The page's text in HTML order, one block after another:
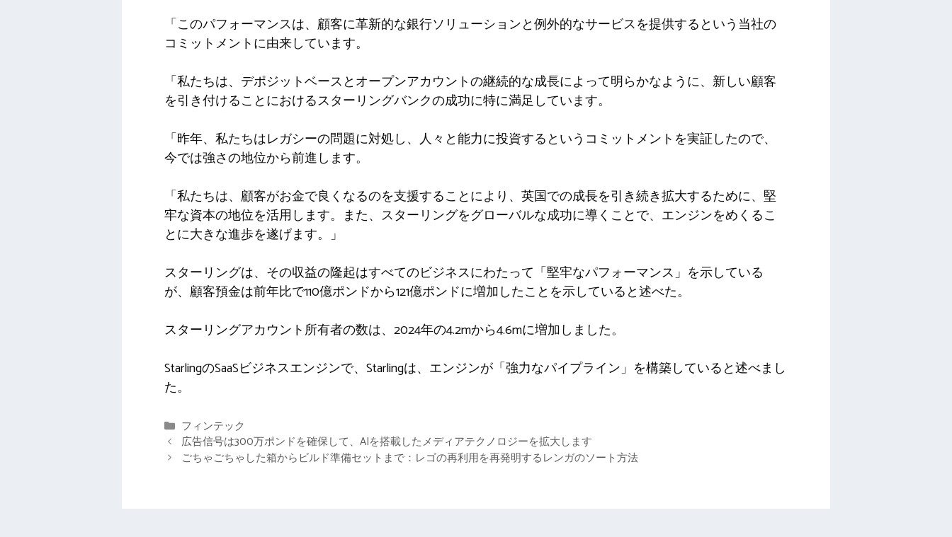
「このパフォーマンスは、顧客に革新的な銀行ソリューションと例外的なサービスを提供するという当社の
コミットメントに由来しています。
「私たちは、デポジットベースとオープンアカウントの継続的な成長によって明らかなように、新しい顧客
を引き付けることにおけるスターリングバンクの成功に特に満足しています。
「昨年、私たちはレガシーの問題に対処し、人々と能力に投資するというコミットメントを実証したので、
今では強さの地位から前進します。
「私たちは、顧客がお金で良くなるのを支援することにより、英国での成長を引き続き拡大するために、堅
牢な資本の地位を活用します。また、スターリングをグローバルな成功に導くことで、エンジンをめくるこ
とに大きな進歩を遂げます。」
スターリングは、その収益の隆起はすべてのビジネスにわたって「堅牢なパフォーマンス」を示している
が、顧客預金は前年比で110億ポンドから121億ポンドに増加したことを示していると述べた。
スターリングアカウント所有者の数は、2024年の4.2mから4.6mに増加しました。
StarlingのSaaSビジネスエンジンで、Starlingは、エンジンが「強力なパイプライン」を構築していると述べまし
た。
カ
テ
ゴ
フィンテック
広告信号は300万ポンドを確保して、AIを搭載したメディアテクノロジーを拡大します
ごちゃごちゃした箱からビルド準備セットまで：レゴの再利用を再発明するレンガのソート方法